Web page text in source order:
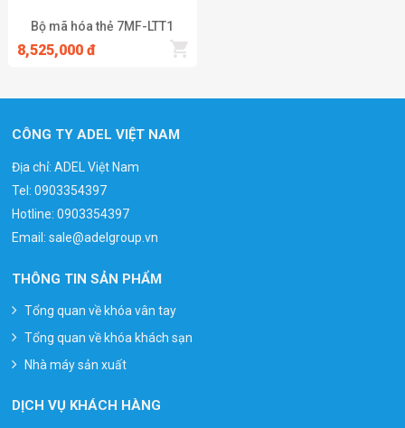
Bộ mã hóa thẻ 7MF-LTT1
8,525,000 đ
CÔNG TY ADEL VIỆT NAM
Địa chỉ: ADEL Việt Nam
Tel:0903354397
Hotline:0903354397
Email:sale@adelgroup.vn
THÔNG TIN SẢN PHẨM
Tổng quan về khóa vân tay
Tổng quan về khóa khách sạn
Nhà máy sản xuất
DỊCH VỤ KHÁCH HÀNG